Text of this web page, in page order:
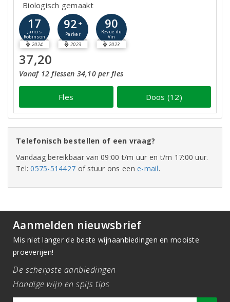
Biologisch gemaakt
17
Jancis
Robinson
2024
92 +
Parker
2023
90
Revue du
Vin
2023
37,20
Vanaf 12 flessen 34,10 per fles
Fles Doos (12)
Telefonisch bestellen of een vraag?
Vandaag bereikbaar van 09:00 t/m uur en t/m 17:00 uur.
Tel:0575-514427 of stuur ons eene-mail.
Aanmelden nieuwsbrief
Mis niet langer de beste wijnaanbiedingen en mooiste
proeverijen!
De scherpste aanbiedingen
Handige wijn en spijs tips